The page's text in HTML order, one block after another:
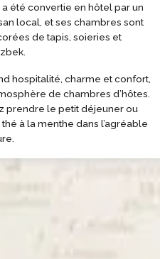
été convertie en hôtel par un
local, et ses chambres sont
de tapis, soieries et
hospitalité, charme et confort,
de chambres d’hôtes.
prendre le petit déjeuner ou
à la menthe dans l’agréable